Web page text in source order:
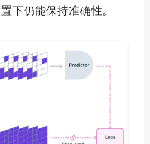
下仍能保持准确性。